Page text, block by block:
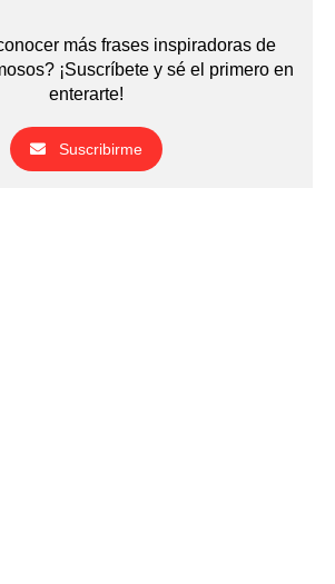
más frases inspiradoras de
¡Suscríbete y sé el primero en
enterarte!
Suscribirme